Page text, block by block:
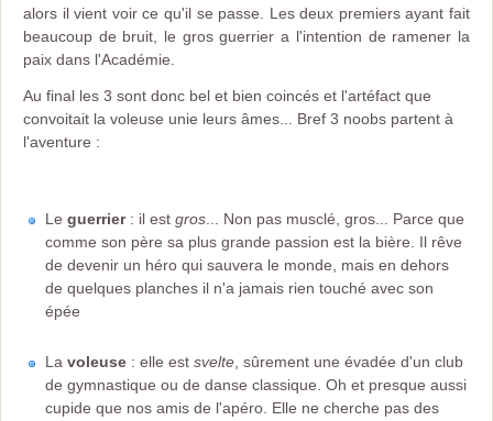
alors il vient voir ce qu'il se passe. Les deux premiers ayant fait
beaucoup de bruit, le gros guerrier a l'intention de ramener la
paix dans l'Académie.
Au final les 3 sont donc bel et bien coincés et l'artéfact que
convoitait la voleuse unie leurs âmes... Bref 3 noobs partent à
l'aventure :
Le guerrier: il est gros ... Non pas musclé, gros... Parce que
comme son père sa plus grande passion est la bière. Il rêve
de devenir un héro qui sauvera le monde, mais en dehors
de quelques planches il n'a jamais rien touché avec son
épée
La voleuse : elle est svelte , sûrement une évadée d'un club
de gymnastique ou de danse classique. Oh et presque aussi
cupide que nos amis de l'apéro. Elle ne cherche pas des